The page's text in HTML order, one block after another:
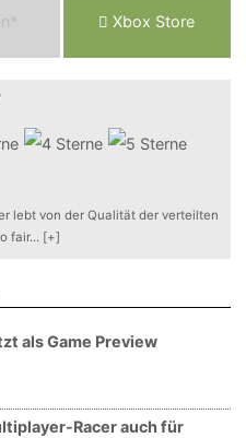
n* Xbox Store
lebt von der Qualität der verteilten
fair... [+]
als Game Preview
Racer auch für